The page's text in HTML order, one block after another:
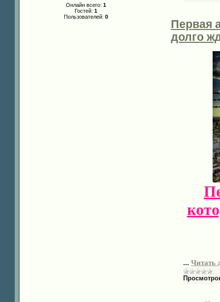
Онлайн всего: 1
Гостей: 1
Пользователей: 0
Первая
долго
... Читать